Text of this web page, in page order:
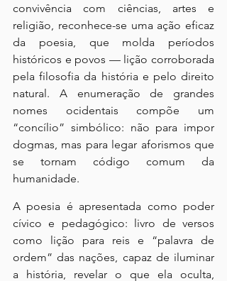
convivência com ciências, artes e
religião, reconhece-se uma ação eficaz
da poesia, que molda períodos
históricos e povos — lição corroborada
pela filosofia da história e pelo direito
natural. A enumeração de grandes
nomes ocidentais compõe um
“concílio” simbólico: não para impor
dogmas, mas para legar aforismos que
se tornam código comum da
humanidade.
A poesia é apresentada como poder
cívico e pedagógico: livro de versos
como lição para reis e “palavra de
ordem” das nações, capaz de iluminar
a história, revelar o que ela oculta,